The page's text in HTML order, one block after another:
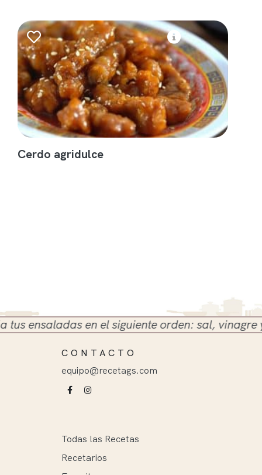
Cerdo agridulce
en el siguiente orden: sal, vinagre y
CONTACTO
equipo@recetags.com
Todas las Recetas
Recetarios